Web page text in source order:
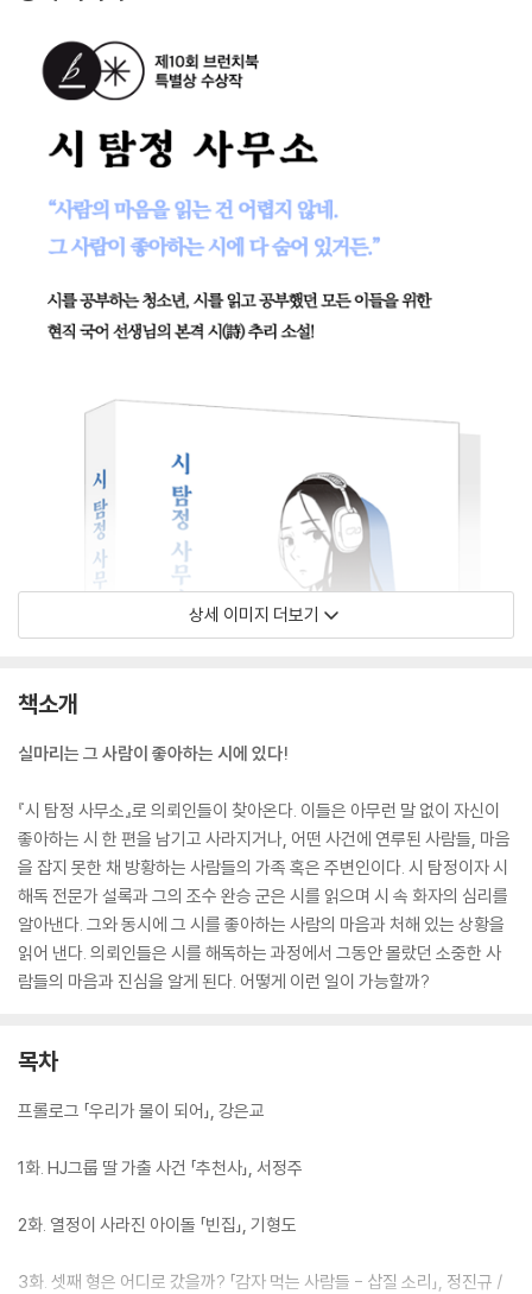
상세 이미지 더보기
책소개
실마리는 그 사람이 좋아하는 시에 있다!
『시 탐정 사무소』로 의뢰인들이 찾아온다. 이들은 아무런 말 없이 자신이
좋아하는 시 한 편을 남기고 사라지거나, 어떤 사건에 연루된 사람들, 마음
을 잡지 못한 채 방황하는 사람들의 가족 혹은 주변인이다. 시 탐정이자 시
해독 전문가 설록과 그의 조수 완승 군은 시를 읽으며 시 속 화자의 심리를
알아낸다. 그와 동시에 그 시를 좋아하는 사람의 마음과 처해 있는 상황을
읽어 낸다. 의뢰인들은 시를 해독하는 과정에서 그동안 몰랐던 소중한 사
람들의 마음과 진심을 알게 된다. 어떻게 이런 일이 가능할까?
목차
프롤로그 「우리가 물이 되어」, 강은교
1화. HJ그룹 딸 가출 사건 「추천사」, 서정주
2화. 열정이 사라진 아이돌 「빈집」, 기형도
3화. 셋째 형은 어디로 갔을까? 「감자 먹는 사람들 - 삽질 소리」, 정진규 /